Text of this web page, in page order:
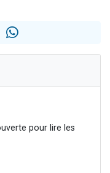
en groupe sur Zoom
dans Torah-Box Music
6 personnes viennent de nous rejoindre sur WhatsApp
pour lire les